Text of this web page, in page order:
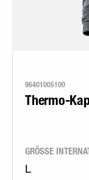
96401005100
Thermo-
GRÖSSE
L